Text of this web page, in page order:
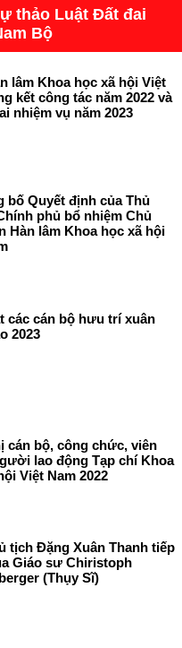
thảo Luật Đất đai
Bộ
lâm Khoa học xã hội Việt
kết công tác năm 2022 và
nhiệm vụ năm 2023
bố Quyết định của Thủ
phủ bổ nhiệm Chủ
Hàn lâm Khoa học xã hội
các cán bộ hưu trí xuân
2023
cán bộ, công chức, viên
lao động Tạp chí Khoa
Việt Nam 2022
tịch Đặng Xuân Thanh tiếp
Giáo sư Chiristoph
(Thụy Sĩ)